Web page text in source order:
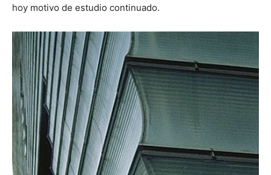
hoy motivo de estudio continuado.